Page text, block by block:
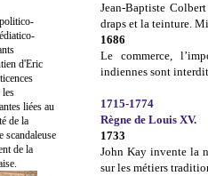
Jean-Baptiste
draps et la teinture.
1686
Le commerce,
indiennes sont
1715-1774
Règne de Louis XV.
1733
John Kay invente la
sur les métiers
d'Eric
les
liées au
de la
scandaleuse
de la